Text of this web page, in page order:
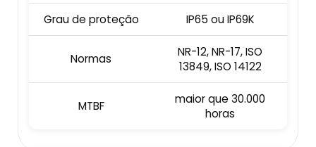
Balança Linear
Seladoras Automáticas Com Data
Pesadora
Datador Automático De Embalagens
Datador Com Esteira
Datador De Embalagens Automático
Grau de proteção IP65 ou IP69K
Normas
NR-12, NR-17, ISO
13849, ISO 14122
MTBF
maior que 30.000
horas